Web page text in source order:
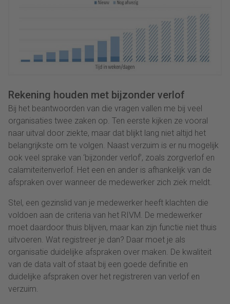
Rekening houden met bijzonder verlof
Bij het beantwoorden van die vragen vallen me bij veel
organisaties twee zaken op. Ten eerste kijken ze vooral
naar uitval door ziekte, maar dat blijkt lang niet altijd het
belangrijkste om te volgen. Naast verzuim is er nu mogelijk
ook veel sprake van ‘bijzonder verlof’, zoals zorgverlof en
calamiteitenverlof. Het een en ander is afhankelijk van de
afspraken over wanneer de medewerker zich ziek meldt.
Stel, een gezinslid van je medewerker heeft klachten die
voldoen aan de criteria van het RIVM. De medewerker
moet daardoor thuis blijven, maar kan zijn functie niet thuis
uitvoeren. Wat registreer je dan? Daar moet je als
organisatie duidelijke afspraken over maken. De kwaliteit
van de data valt of staat bij een goede definitie en
duidelijke afspraken over het registreren van verlof en
verzuim.